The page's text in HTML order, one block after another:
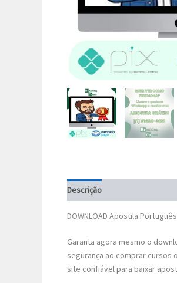
Descrição
DOWNLOAD Apostila
Garanta agora mesmo o
segurança ao comprar cursos
site confiável para baixar